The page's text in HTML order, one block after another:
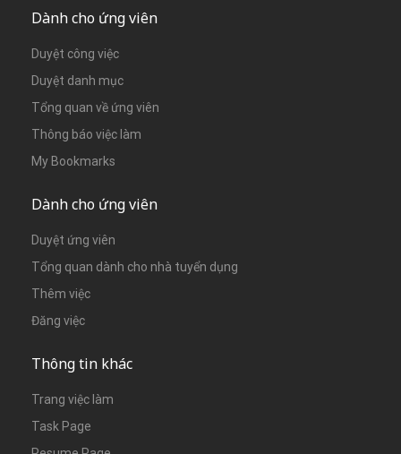
Dành cho ứng viên
Duyệt công việc
Duyệt danh mục
Tổng quan về ứng viên
Thông báo việc làm
My Bookmarks
Dành cho ứng viên
Duyệt ứng viên
Tổng quan dành cho nhà tuyển dụng
Thêm việc
Đăng việc
Thông tin khác
Trang việc làm
Task Page